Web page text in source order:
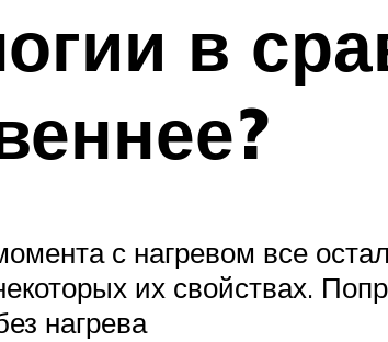
в
с нагревом все
их свойствах.
нагрева